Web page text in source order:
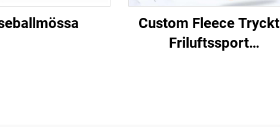
Custom Fleece Tryckt
Friluftssport